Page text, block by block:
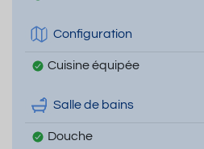
Configuration
Cuisine équipée
Salle de bains
Douche